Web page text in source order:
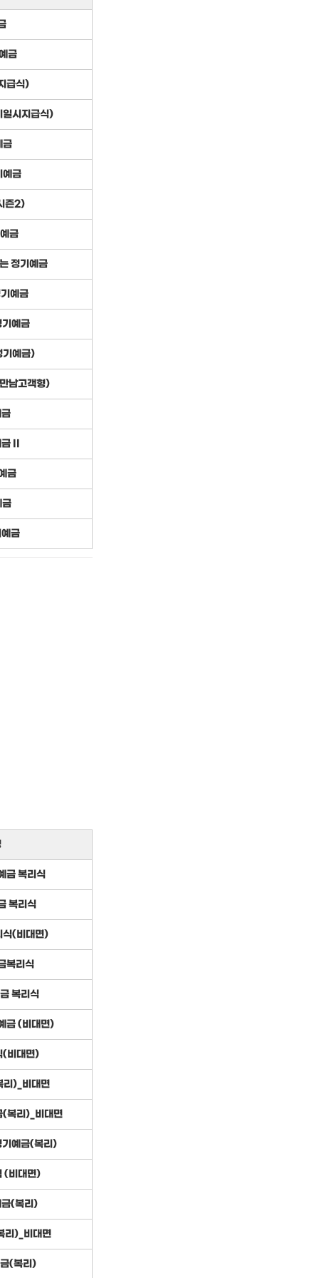
금
급식)
시지급식)
금
예금
즌2)
금
정기예금
예금
예금
기예금)
남고객형)
II
금
금
금 복리식
복리식
식(비대면)
복리식
복리식
금 (비대면)
(비대면)
)_비대면
복리)_비대면
예금(복리)
(비대면)
(복리)
리)_비대면
(복리)